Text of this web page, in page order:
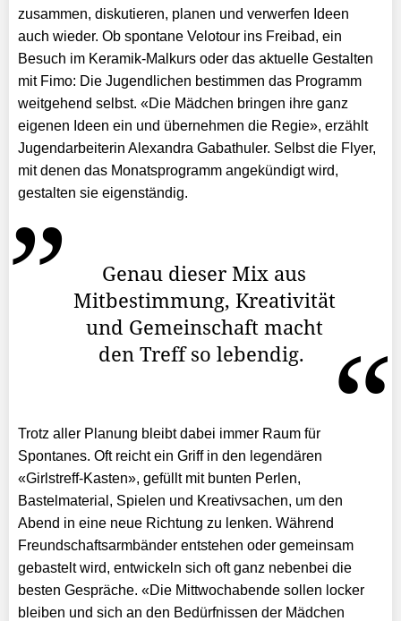
zusammen, diskutieren, planen und verwerfen Ideen
auch wieder. Ob spontane Velotour ins Freibad, ein
Besuch im Keramik-Malkurs oder das aktuelle Gestalten
mit Fimo: Die Jugendlichen bestimmen das Programm
weitgehend selbst. «Die Mädchen bringen ihre ganz
eigenen Ideen ein und übernehmen die Regie», erzählt
Jugendarbeiterin Alexandra Gabathuler. Selbst die Flyer,
mit denen das Monatsprogramm angekündigt wird,
gestalten sie eigenständig.
Genau dieser Mix aus
Mitbestimmung, Kreativität
und Gemeinschaft macht
den Treff so lebendig.
Trotz aller Planung bleibt dabei immer Raum für
Spontanes. Oft reicht ein Griff in den legendären
«Girlstreff-Kasten», gefüllt mit bunten Perlen,
Bastelmaterial, Spielen und Kreativsachen, um den
Abend in eine neue Richtung zu lenken. Während
Freundschaftsarmbänder entstehen oder gemeinsam
gebastelt wird, entwickeln sich oft ganz nebenbei die
besten Gespräche. «Die Mittwochabende sollen locker
bleiben und sich an den Bedürfnissen der Mädchen